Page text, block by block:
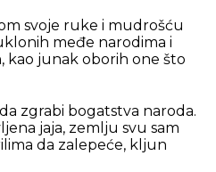
svoje ruke i mudrošću
međe narodima i
kao junak oborih one što
zgrabi bogatstva naroda.
jaja, zemlju svu sam
da zalepeće, kljun